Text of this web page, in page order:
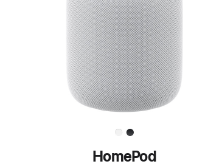
了
解
HomePod<
HomePod